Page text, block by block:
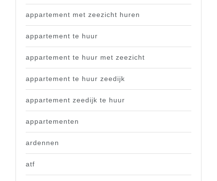
appartement met zeezicht huren
appartement te huur
appartement te huur met zeezicht
appartement te huur zeedijk
appartement zeedijk te huur
appartementen
ardennen
atf